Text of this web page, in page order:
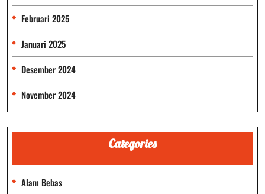
Februari 2025
Januari 2025
Desember 2024
November 2024
Categories
Alam Bebas